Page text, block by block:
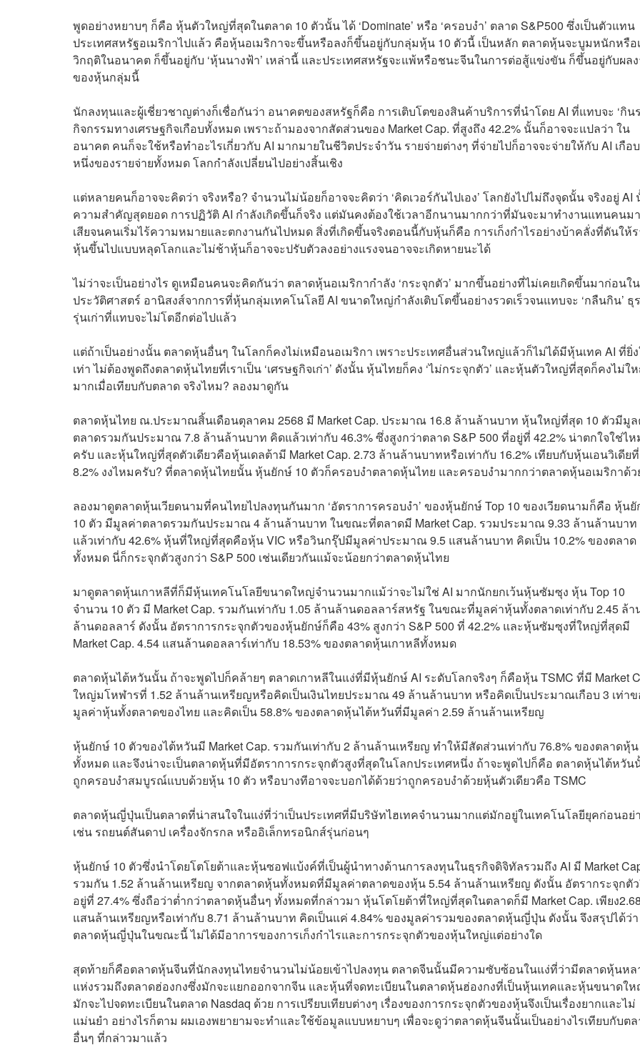
พูดอย่างหยาบๆ ก็คือ หุ้นตัวใหญ่ที่สุดในตลาด 10 ตัวนั้น ได้ ‘Dominate’ หรือ ‘ครอบงำ’ ตลาด S&P500 ซึ่งเป็นตัวแทน
ประเทศสหรัฐอเมริกาไปแล้ว คือหุ้นอเมริกาจะขึ้นหรือลงก็ขึ้นอยู่กับกลุ่มหุ้น 10 ตัวนี้ เป็นหลัก ตลาดหุ้นจะบูมหนักหรือ
วิกฤติในอนาคต ก็ขึ้นอยู่กับ ‘หุ้นนางฟ้า’ เหล่านี้ และประเทศสหรัฐจะแพ้หรือชนะจีนในการต่อสู้แข่งขัน ก็ขึ้นอยู่กับผล
ของหุ้นกลุ่มนี้
นักลงทุนและผู้เชี่ยวชาญต่างก็เชื่อกันว่า อนาคตของสหรัฐก็คือ การเติบโตของสินค้าบริการที่นำโดย AI ที่แทบจะ ‘กิน
กิจกรรมทางเศรษฐกิจเกือบทั้งหมด เพราะถ้ามองจากสัดส่วนของ Market Cap. ที่สูงถึง 42.2% นั้นก็อาจจะแปลว่า ใน
อนาคต คนก็จะใช้หรือทำอะไรเกี่ยวกับ AI มากมายในชีวิตประจำวัน รายจ่ายต่างๆ ที่จ่ายไปก็อาจจะจ่ายให้กับ AI เกือ
หนึ่งของรายจ่ายทั้งหมด โลกกำลังเปลี่ยนไปอย่างสิ้นเชิง
แต่หลายคนก็อาจจะคิดว่า จริงหรือ? จำนวนไม่น้อยก็อาจจะคิดว่า ‘คิดเวอร์กันไปเอง’ โลกยังไปไม่ถึงจุดนั้น จริงอยู่ AI
ความสำคัญสุดยอด การปฏิวัติ AI กำลังเกิดขึ้นก็จริง แต่มันคงต้องใช้เวลาอีกนานมากกว่าที่มันจะมาทำงานแทนคนม
เสียจนคนเริ่มไร้ความหมายและตกงานกันไปหมด สิ่งที่เกิดขึ้นจริงตอนนี้กับหุ้นก็คือ การเก็งกำไรอย่างบ้าคลั่งที่ดันให้
หุ้นขึ้นไปแบบหลุดโลกและไม่ช้าหุ้นก็อาจจะปรับตัวลงอย่างแรงจนอาจจะเกิดหายนะได้
ไม่ว่าจะเป็นอย่างไร ดูเหมือนคนจะคิดกันว่า ตลาดหุ้นอเมริกากำลัง ‘กระจุกตัว’ มากขึ้นอย่างที่ไม่เคยเกิดขึ้นมาก่อนใน
ประวัติศาสตร์ อานิสงส์จากการที่หุ้นกลุ่มเทคโนโลยี AI ขนาดใหญ่กำลังเติบโตขึ้นอย่างรวดเร็วจนแทบจะ ‘กลืนกิน’ ธุ
รุ่นเก่าที่แทบจะไม่โตอีกต่อไปแล้ว
แต่ถ้าเป็นอย่างนั้น ตลาดหุ้นอื่นๆ ในโลกก็คงไม่เหมือนอเมริกา เพราะประเทศอื่นส่วนใหญ่แล้วก็ไม่ได้มีหุ้นเทค AI ที่ยิ่
เท่า ไม่ต้องพูดถึงตลาดหุ้นไทยที่เราเป็น ‘เศรษฐกิจเก่า’ ดังนั้น หุ้นไทยก็คง ‘ไม่กระจุกตัว’ และหุ้นตัวใหญ่ที่สุดก็คงไม่ใ
มากเมื่อเทียบกับตลาด จริงไหม? ลองมาดูกัน
ตลาดหุ้นไทย ณ.ประมาณสิ้นเดือนตุลาคม 2568 มี Market Cap. ประมาณ 16.8 ล้านล้านบาท หุ้นใหญ่ที่สุด 10 ตัวมีมู
ตลาดรวมกันประมาณ 7.8 ล้านล้านบาท คิดแล้วเท่ากับ 46.3% ซึ่งสูงกว่าตลาด S&P 500 ที่อยู่ที่ 42.2% น่าตกใจใช่ไ
ครับ และหุ้นใหญ่ที่สุดตัวเดียวคือหุ้นเดลต้ามี Market Cap. 2.73 ล้านล้านบาทหรือเท่ากับ 16.2% เทียบกับหุ้นเอนวิเดียที่
8.2% งงไหมครับ? ที่ตลาดหุ้นไทยนั้น หุ้นยักษ์ 10 ตัวก็ครอบงำตลาดหุ้นไทย และครอบงำมากกว่าตลาดหุ้นอเมริกาด้
ลองมาดูตลาดหุ้นเวียดนามที่คนไทยไปลงทุนกันมาก ‘อัตราการครอบงำ’ ของหุ้นยักษ์ Top 10 ของเวียดนามก็คือ หุ้น
10 ตัว มีมูลค่าตลาดรวมกันประมาณ 4 ล้านล้านบาท ในขณะที่ตลาดมี Market Cap. รวมประมาณ 9.33 ล้านล้านบา
แล้วเท่ากับ 42.6% หุ้นที่ใหญ่ที่สุดคือหุ้น VIC หรือวินกรุ๊ปมีมูลค่าประมาณ 9.5 แสนล้านบาท คิดเป็น 10.2% ของตลาด
ทั้งหมด นี่ก็กระจุกตัวสูงกว่า S&P 500 เช่นเดียวกันแม้จะน้อยกว่าตลาดหุ้นไทย
มาดูตลาดหุ้นเกาหลีที่ก็มีหุ้นเทคโนโลยีขนาดใหญ่จำนวนมากแม้ว่าจะไม่ใช่ AI มากนักยกเว้นหุ้นซัมซุง หุ้น Top 10
จำนวน 10 ตัว มี Market Cap. รวมกันเท่ากับ 1.05 ล้านล้านดอลลาร์สหรัฐ ในขณะที่มูลค่าหุ้นทั้งตลาดเท่ากับ 2.45 ล้า
ล้านดอลลาร์ ดังนั้น อัตราการกระจุกตัวของหุ้นยักษ์ก็คือ 43% สูงกว่า S&P 500 ที่ 42.2% และหุ้นซัมซุงที่ใหญ่ที่สุดมี
Market Cap. 4.54 แสนล้านดอลลาร์เท่ากับ 18.53% ของตลาดหุ้นเกาหลีทั้งหมด
ตลาดหุ้นไต้หวันนั้น ถ้าจะพูดไปก็คล้ายๆ ตลาดเกาหลีในแง่ที่มีหุ้นยักษ์ AI ระดับโลกจริงๆ ก็คือหุ้น TSMC ที่มี Market
ใหญ่มโหฬารที่ 1.52 ล้านล้านเหรียญหรือคิดเป็นเงินไทยประมาณ 49 ล้านล้านบาท หรือคิดเป็นประมาณเกือบ 3 เท่าข
มูลค่าหุ้นทั้งตลาดของไทย และคิดเป็น 58.8% ของตลาดหุ้นไต้หวันที่มีมูลค่า 2.59 ล้านล้านเหรียญ
หุ้นยักษ์ 10 ตัวของไต้หวันมี Market Cap. รวมกันเท่ากับ 2 ล้านล้านเหรียญ ทำให้มีสัดส่วนเท่ากับ 76.8% ของตลาดหุ้น
ทั้งหมด และจึงน่าจะเป็นตลาดหุ้นที่มีอัตราการกระจุกตัวสูงที่สุดในโลกประเทศหนึ่ง ถ้าจะพูดไปก็คือ ตลาดหุ้นไต้หวัน
ถูกครอบงำสมบูรณ์แบบด้วยหุ้น 10 ตัว หรือบางทีอาจจะบอกได้ด้วยว่าถูกครอบงำด้วยหุ้นตัวเดียวคือ TSMC
ตลาดหุ้นญี่ปุ่นเป็นตลาดที่น่าสนใจในแง่ที่ว่าเป็นประเทศที่มีบริษัทไฮเทคจำนวนมากแต่มักอยู่ในเทคโนโลยียุคก่อนอย่
เช่น รถยนต์สันดาป เครื่องจักรกล หรืออิเล็กทรอนิกส์รุ่นก่อนๆ
หุ้นยักษ์ 10 ตัวซึ่งนำโดยโตโยต้าและหุ้นซอฟแบ้งค์ที่เป็นผู้นำทางด้านการลงทุนในธุรกิจดิจิทัลรวมถึง AI มี Market
รวมกัน 1.52 ล้านล้านเหรียญ จากตลาดหุ้นทั้งหมดที่มีมูลค่าตลาดของหุ้น 5.54 ล้านล้านเหรียญ ดังนั้น อัตรากระจุกตั
อยู่ที่ 27.4% ซึ่งถือว่าต่ำกว่าตลาดหุ้นอื่นๆ ทั้งหมดที่กล่าวมา หุ้นโตโยต้าที่ใหญ่ที่สุดในตลาดก็มี Market Cap. เพียง
แสนล้านเหรียญหรือเท่ากับ 8.71 ล้านล้านบาท คิดเป็นแค่ 4.84% ของมูลค่ารวมของตลาดหุ้นญี่ปุ่น ดังนั้น จึงสรุปได้ว่า
ตลาดหุ้นญี่ปุ่นในขณะนี้ ไม่ได้มีอาการของการเก็งกำไรและการกระจุกตัวของหุ้นใหญ่แต่อย่างใด
สุดท้ายก็คือตลาดหุ้นจีนที่นักลงทุนไทยจำนวนไม่น้อยเข้าไปลงทุน ตลาดจีนนั้นมีความซับซ้อนในแง่ที่ว่ามีตลาดหุ้นหล
แห่งรวมถึงตลาดฮ่องกงซึ่งมักจะแยกออกจากจีน และหุ้นที่จดทะเบียนในตลาดหุ้นฮ่องกงที่เป็นหุ้นเทคและหุ้นขนาดใ
มักจะไปจดทะเบียนในตลาด Nasdaq ด้วย การเปรียบเทียบต่างๆ เรื่องของการกระจุกตัวของหุ้นจึงเป็นเรื่องยากและไม่
แม่นยำ อย่างไรก็ตาม ผมเองพยายามจะทำและใช้ข้อมูลแบบหยาบๆ เพื่อจะดูว่าตลาดหุ้นจีนนั้นเป็นอย่างไรเทียบกับต
อื่นๆ ที่กล่าวมาแล้ว